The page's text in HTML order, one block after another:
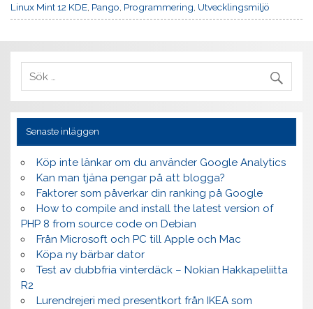
Linux Mint 12 KDE Pango Programmering Utvecklingsmiljö
Senaste inläggen
Köp inte länkar om du använder Google Analytics
Kan man tjäna pengar på att blogga?
Faktorer som påverkar din ranking på Google
How to compile and install the latest version of
PHP 8 from source code on Debian
Från Microsoft och PC till Apple och Mac
Köpa ny bärbar dator
Test av dubbfria vinterdäck – Nokian Hakkapeliitta
R2
Lurendrejeri med presentkort från IKEA som